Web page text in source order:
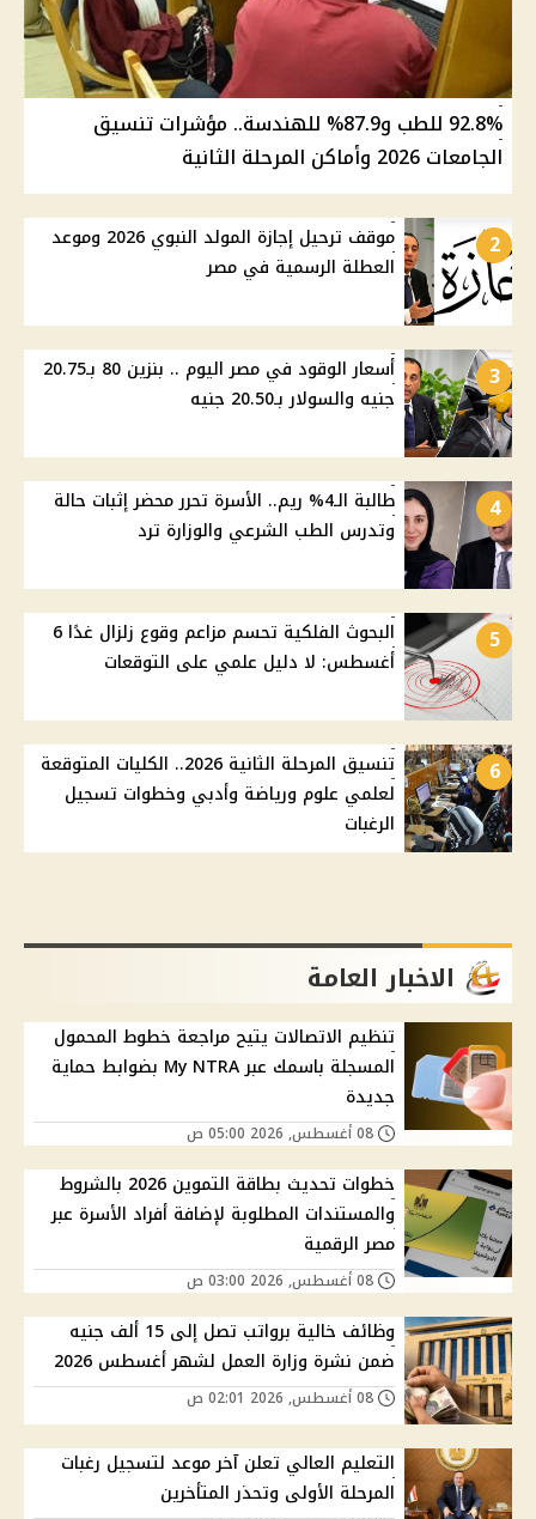
92.8% للطب و87.9% للهندسة.. مؤشرات تنسيق
الجامعات 2026 وأماكن المرحلة الثانية
2
موقف ترحيل إجازة المولد النبوي 2026 وموعد
العطلة الرسمية في مصر
3
أسعار الوقود في مصر اليوم .. بنزين 80 بـ20.75
جنيه والسولار بـ20.50 جنيه
4
طالبة الـ4% ريم.. الأسرة تحرر محضر إثبات حالة
وتدرس الطب الشرعي والوزارة ترد
5
البحوث الفلكية تحسم مزاعم وقوع زلزال غدًا 6
أغسطس: لا دليل علمي على التوقعات
6
تنسيق المرحلة الثانية 2026.. الكليات المتوقعة
لعلمي علوم ورياضة وأدبي وخطوات تسجيل
الرغبات
الاخبار العامة
تنظيم الاتصالات يتيح مراجعة خطوط المحمول
المسجلة باسمك عبر My NTRA بضوابط حماية
جديدة
خطوات تحديث بطاقة التموين 2026 بالشروط
والمستندات المطلوبة لإضافة أفراد الأسرة عبر
مصر الرقمية
وظائف خالية برواتب تصل إلى 15 ألف جنيه
ضمن نشرة وزارة العمل لشهر أغسطس 2026
التعليم العالي تعلن آخر موعد لتسجيل رغبات
المرحلة الأولى وتحذر المتأخرين